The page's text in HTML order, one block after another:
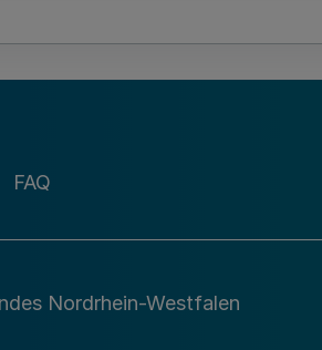
FAQ
Nordrhein-Westfalen